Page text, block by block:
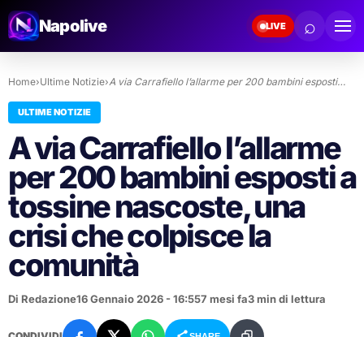
Napolive LIVE ⌕
Home›Ultime Notizie›A via Carrafiello l’allarme per 200 bambini esposti…
ULTIME NOTIZIE
A via Carrafiello l’allarme
per 200 bambini esposti a
tossine nascoste, una
crisi che colpisce la
comunità
Di Redazione16 Gennaio 2026 - 16:557 mesi fa3 min di lettura